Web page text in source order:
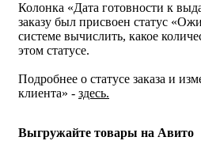
Колонка «Дата готовности к
заказу был присвоен статус
системе вычислить, какое
этом статусе.
Подробнее о статусе заказа и
клиента» - здесь.
Выгружайте товары на Авито